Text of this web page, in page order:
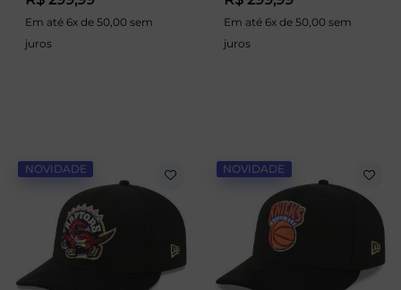
Em até 6x de 50,00 sem
juros
Em até 6x de 50,00 sem
juros
NOVIDADE NOVIDADE